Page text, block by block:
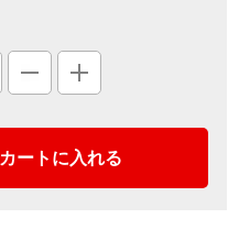
カートに入れる